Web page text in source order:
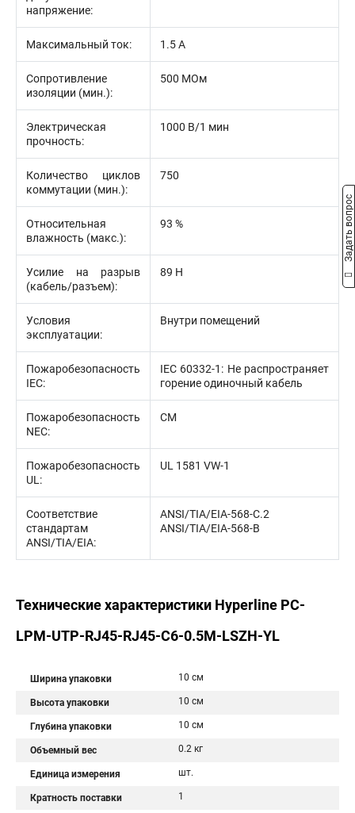
напряжение:
Максимальный ток: 1.5 А
Сопротивление
изоляции (мин.):
500 МОм
Электрическая
прочность:
1000 В/1 мин
Количество циклов
коммутации (мин.):
750
Относительная
влажность (макс.):
93 %
Усилие на разрыв
(кабель/разъем):
89 Н
Условия
эксплуатации:
Внутри помещений
Пожаробезопасность
IEC:
IEC 60332-1: Не распространяет
горение одиночный кабель
Пожаробезопасность
NEC:
CM
Пожаробезопасность
UL:
UL 1581 VW-1
Соответствие
стандартам
ANSI/TIA/EIA:
ANSI/TIA/EIA-568-С.2
ANSI/TIA/EIA-568-B
Технические характеристики Hyperline PC-
LPM-UTP-RJ45-RJ45-C6-0.5M-LSZH-YL
Ширина упаковки 10 см
Высота упаковки 10 см
Глубина упаковки 10 см
Объемный вес 0.2 кг
Единица измерения шт.
Кратность поставки 1
Задать вопрос